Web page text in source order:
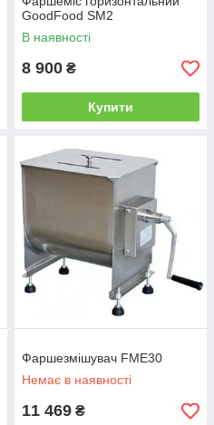
GoodFood SM2
В наявності
8 900 ₴
Купити
Фаршезмішувач FME30
Немає в наявності
11 469 ₴